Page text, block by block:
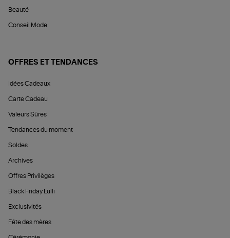
Beauté
Conseil Mode
OFFRES ET TENDANCES
Idées Cadeaux
Carte Cadeau
Valeurs Sûres
Tendances du moment
Soldes
Archives
Offres Privilèges
Black Friday Lulli
Exclusivités
Fête des mères